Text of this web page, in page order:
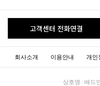
고객센터 전화연결
회사소개 이용안내 개인
상호명 : 배드